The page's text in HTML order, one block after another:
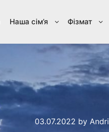
Наша сім’я Фізмат
03.07.2022 by